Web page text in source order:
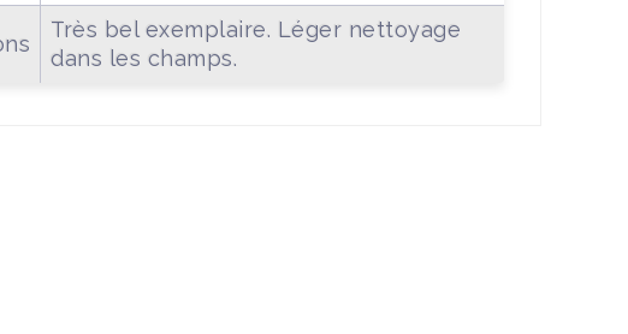
Très bel exemplaire. Léger nettoyage
dans les champs.